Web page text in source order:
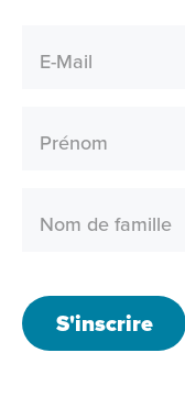
E-Mail
Prénom
Nom de famille
S'inscrire